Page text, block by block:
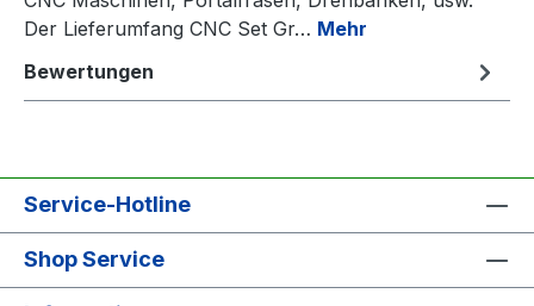
Der Lieferumfang CNC Set Gr… Mehr
Bewertungen
Service-Hotline
Shop Service